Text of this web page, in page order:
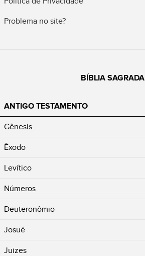
Problema no site?
BÍBLIA SAGRADA
ANTIGO TESTAMENTO
Gênesis
Êxodo
Levítico
Números
Deuteronômio
Josué
Juizes